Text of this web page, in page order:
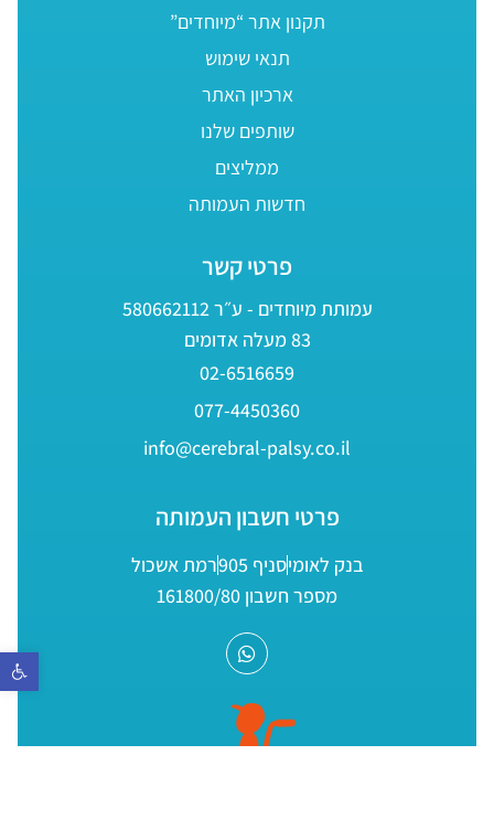
פתח
תקנון אתר “מיוחדים”
תנאי שימוש
ארכיון האתר
שותפים שלנו
ממליצים
חדשות העמותה
פרטי קשר
עמותת מיוחדים - ע״ר 580662112
83 מעלה אדומים
02-6516659
077-4450360
info@cerebral-palsy.co.il
פרטי חשבון העמותה
בנק לאומיסניף 905
רמת אשכול
מספר חשבון 161800/80